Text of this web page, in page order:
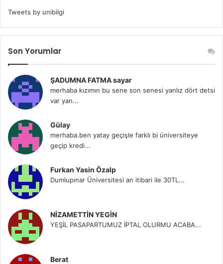
Tweets by unibilgi
Son Yorumlar
ŞADUMNA FATMA sayar
merhaba kızımın bu sene son senesi yanlız dört detsi
var yan...
Gülay
merhaba.ben yatay geçişle farklı bi üniversiteye
geçip kredi...
Furkan Yasin Özalp
Dumlupınar Üniversitesi an itibari ile 30TL...
NİZAMETTİN YEGİN
YEŞİL PASAPARTUMUZ İPTAL OLURMU ACABA...
Berat